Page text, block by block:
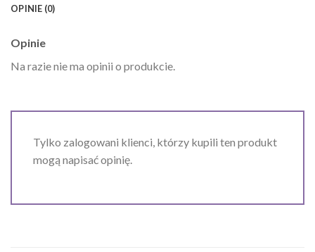
OPINIE (0)
Opinie
Na razie nie ma opinii o produkcie.
Tylko zalogowani klienci, którzy kupili ten produkt
mogą napisać opinię.